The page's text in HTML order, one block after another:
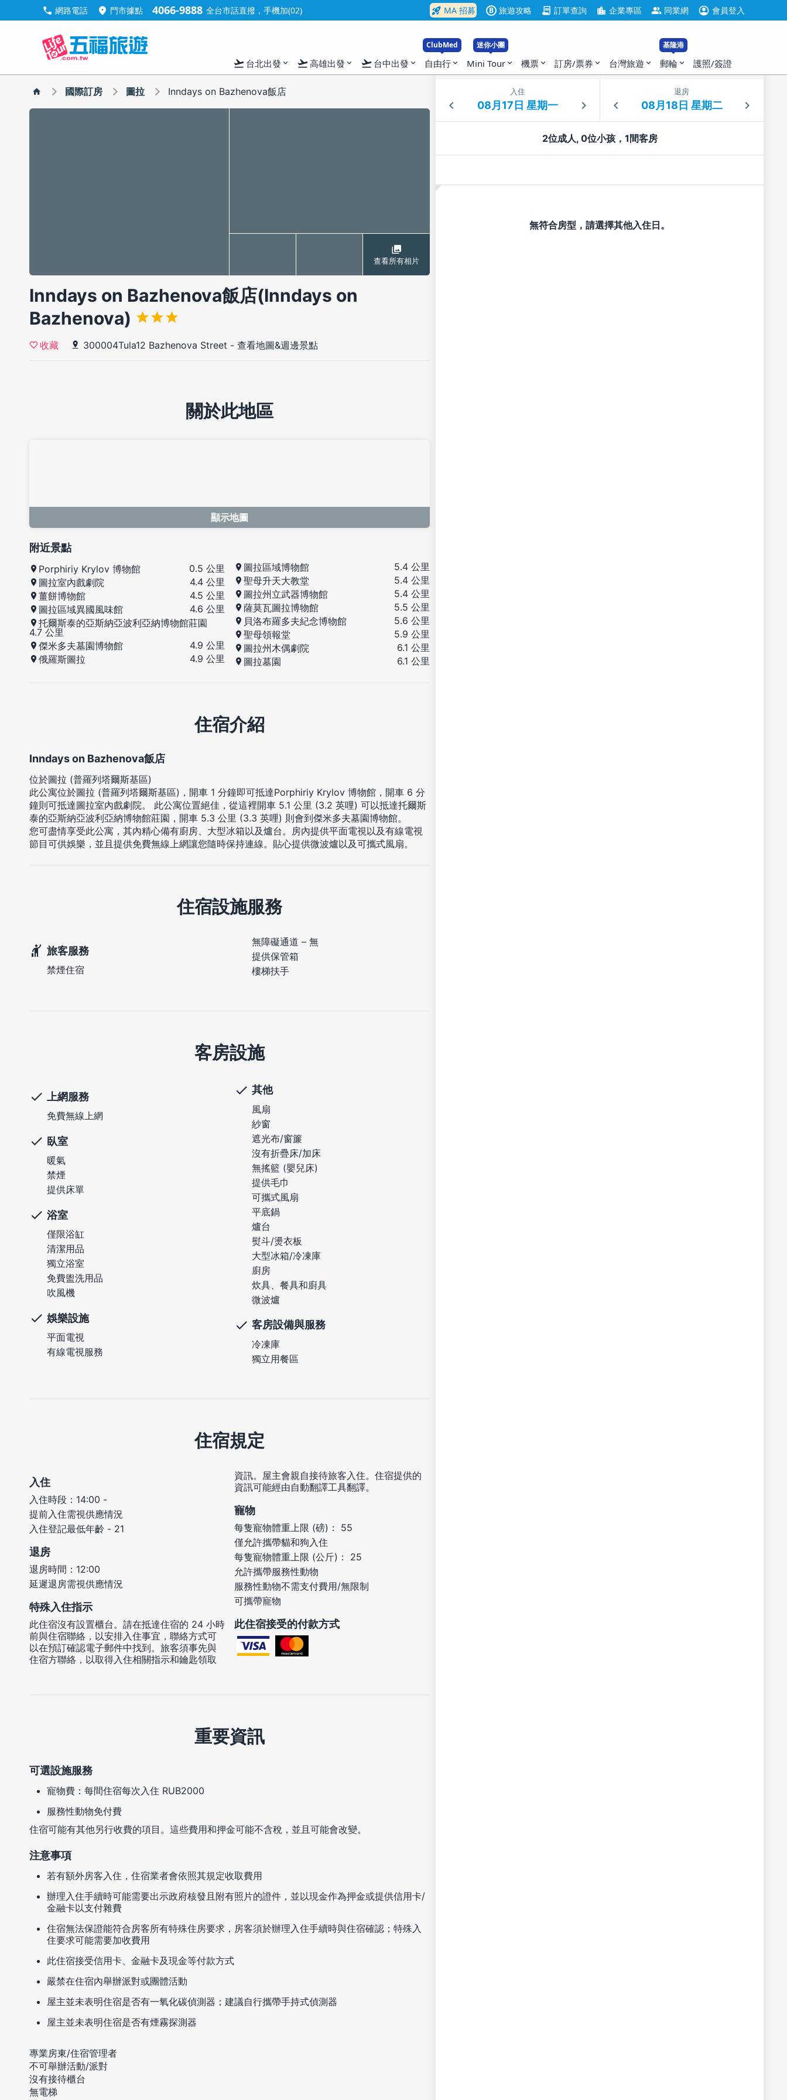
call 網路電話 location_on 門市據點 4066-9888 全台市話直撥，手機加(02) rocket_launch MA 招募 B 旅遊攻略 contract 訂單查詢 location_city 企業專區 group 同業網 account_circle 會員登入
flight_takeoff 台北出發 expand_more flight_takeoff高雄出發 expand_more flight_takeoff 台中出發 expand_more
ClubMed
自由行 expand_more
迷你小團
Mini Tour expand_more 機票 expand_more 訂房/票券 expand_more 台灣旅遊 expand_more
基隆港
郵輪 expand_more 護照/簽證
國際訂房 圖拉 Inndays on Bazhenova飯店
查看所有相片
Inndays on Bazhenova飯店(Inndays on
Bazhenova)
收藏 300004Tula12 Bazhenova Street - 查看地圖&週邊景點
入住 退房
2位成人, 0位小孩，1間客房
無符合房型，請選擇其他入住日。
關於此地區
顯示地圖
附近景點
Porphiriy Krylov 博物館
0.5 公里
圖拉室內戲劇院
4.4 公里
薑餅博物館
4.5 公里
圖拉區域異國風味館
4.6 公里
托爾斯泰的亞斯納亞波利亞納博物館莊園
4.7 公里
傑米多夫墓園博物館
4.9 公里
俄羅斯圖拉
4.9 公里
圖拉區域博物館
5.4 公里
聖母升天大教堂
5.4 公里
圖拉州立武器博物館
5.4 公里
薩莫瓦圖拉博物館
5.5 公里
貝洛布羅多夫紀念博物館
5.6 公里
聖母領報堂
5.9 公里
圖拉州木偶劇院
6.1 公里
圖拉墓園
6.1 公里
住宿介紹
Inndays on Bazhenova飯店
位於圖拉 (普羅列塔爾斯基區)
此公寓位於圖拉 (普羅列塔爾斯基區)，開車 1 分鐘即可抵達Porphiriy Krylov 博物館，開車 6 分
鐘則可抵達圖拉室內戲劇院。 此公寓位置絕佳，從這裡開車 5.1 公里 (3.2 英哩) 可以抵達托爾斯
泰的亞斯納亞波利亞納博物館莊園，開車 5.3 公里 (3.3 英哩) 則會到傑米多夫墓園博物館。
您可盡情享受此公寓，其內精心備有廚房、大型冰箱以及爐台。房內提供平面電視以及有線電視
節目可供娛樂，並且提供免費無線上網讓您隨時保持連線。貼心提供微波爐以及可攜式風扇。
住宿設施服務
旅客服務
禁煙住宿
無障礙通道 – 無
提供保管箱
樓梯扶手
客房設施
上網服務
免費無線上網
臥室
暖氣
禁煙
提供床單
浴室
僅限浴缸
清潔用品
獨立浴室
免費盥洗用品
吹風機
娛樂設施
平面電視
有線電視服務
其他
風扇
紗窗
遮光布/窗簾
沒有折疊床/加床
無搖籃 (嬰兒床)
提供毛巾
可攜式風扇
平底鍋
爐台
熨斗/燙衣板
大型冰箱/冷凍庫
廚房
炊具、餐具和廚具
微波爐
客房設備與服務
冷凍庫
獨立用餐區
住宿規定
入住
入住時段：14:00 -
提前入住需視供應情況
入住登記最低年齡 - 21
退房
退房時間：12:00
延遲退房需視供應情況
特殊入住指示
此住宿沒有設置櫃台。請在抵達住宿的 24 小時
前與住宿聯絡，以安排入住事宜，聯絡方式可
以在預訂確認電子郵件中找到。旅客須事先與
住宿方聯絡，以取得入住相關指示和鑰匙領取
資訊。屋主會親自接待旅客入住。住宿提供的
資訊可能經由自動翻譯工具翻譯。
寵物
每隻寵物體重上限 (磅)： 55
僅允許攜帶貓和狗入住
每隻寵物體重上限 (公斤)： 25
允許攜帶服務性動物
服務性動物不需支付費用/無限制
可攜帶寵物
此住宿接受的付款方式
重要資訊
可選設施服務
寵物費：每間住宿每次入住 RUB2000
服務性動物免付費
住宿可能有其他另行收費的項目。這些費用和押金可能不含稅，並且可能會改變。
注意事項
若有額外房客入住，住宿業者會依照其規定收取費用
辦理入住手續時可能需要出示政府核發且附有照片的證件，並以現金作為押金或提供信用卡/
金融卡以支付雜費
住宿無法保證能符合房客所有特殊住房要求，房客須於辦理入住手續時與住宿確認；特殊入
住要求可能需要加收費用
此住宿接受信用卡、金融卡及現金等付款方式
嚴禁在住宿內舉辦派對或團體活動
屋主並未表明住宿是否有一氧化碳偵測器；建議自行攜帶手持式偵測器
屋主並未表明住宿是否有煙霧探測器
專業房東/住宿管理者
不可舉辦活動/派對
沒有接待櫃台
無電梯